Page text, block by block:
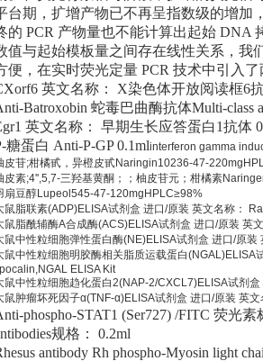
台期，扩增产物已不再呈指数级的增加
的 PCR 产物量也不能计算出起始 DNA
值与起始模板量之间存在线性关系，我
便，在实时荧光定量 PCR 技术中引入
英文名称： X染色体开放阅读框6
Batroxobin 蛇毒巴曲酶抗体Multi-class
英文名称： 早期生长应答蛋白1抗体
糖蛋白 Anti-P-GP 0.1mlinterferon gamma
皮苷;柑橘甙，异橙皮甙Naringin10236-47-
皮素;4'',5,7-三羟基黄酮；；柚皮苷元；柑橘素
扇豆醇Lupeol545-47-120mgHPLC≥98%
鼠脂联素(ADP)ELISA试剂盒 进口/原装 英文名称：
鼠脂酰辅酶A合成酶(ACS)ELISA试剂盒 进口/原装 英
鼠中性粒细胞弹性蛋白酶(NE)ELISA试剂盒 进口/原
鼠中性粒细胞明胶酶相关脂质运载蛋白
ELISA Kit
鼠中性粒细胞趋化蛋白2(NAP-2/CXCL7)ELISA试剂
鼠肿瘤坏死因子α(TNF-α)ELISA试剂盒 进口/原装 英
phospho-STAT1 (Ser727) /FITC 荧光
规格： 0.2ml
antibody Rh phospho-Myosin light